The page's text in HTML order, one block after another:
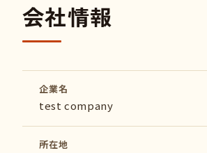
会社情報
企業名
test company
所在地